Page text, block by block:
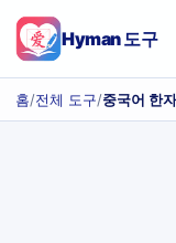
Hyman 도구
홈/전체 도구/중국어 한